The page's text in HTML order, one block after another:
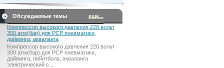
Обсуждаемые темы
еще...
Компрессор высокого давления 220 вольт
300 атм(бар) для PCP пневматики,
дайвинга, акваланга
Компрессор высокого давления 220 вольт
300 атм(бар) для PCP пневматики,
дайвинга, пейнтбола, акваланга
электрический c...